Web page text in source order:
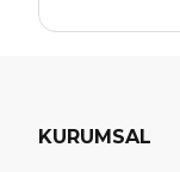
KURUMSAL